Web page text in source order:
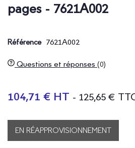
pages - 7621A002
Référence 7621A002
Questions et réponses (0)
104,71 € HT - 125,65 €
EN RÉAPPROVISIONNEMENT